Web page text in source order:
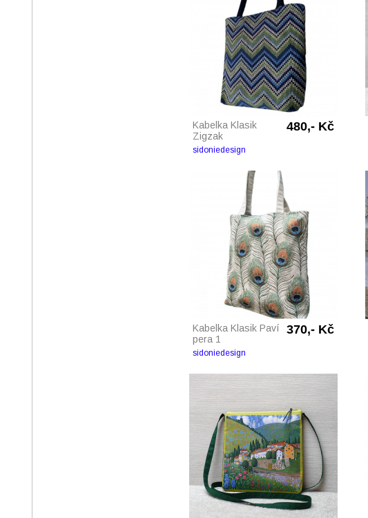
Kabelka Klasik
Zigzak
480,- Kč
sidoniedesign
Kabelka Klasik Paví
pera 1
370,- Kč
sidoniedesign